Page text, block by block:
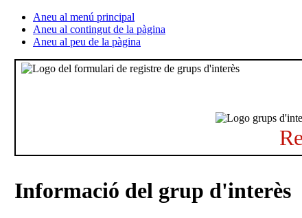
Aneu al menú principal
Aneu al contingut de la pàgina
Aneu al peu de la pàgina
Informació del grup d'interès